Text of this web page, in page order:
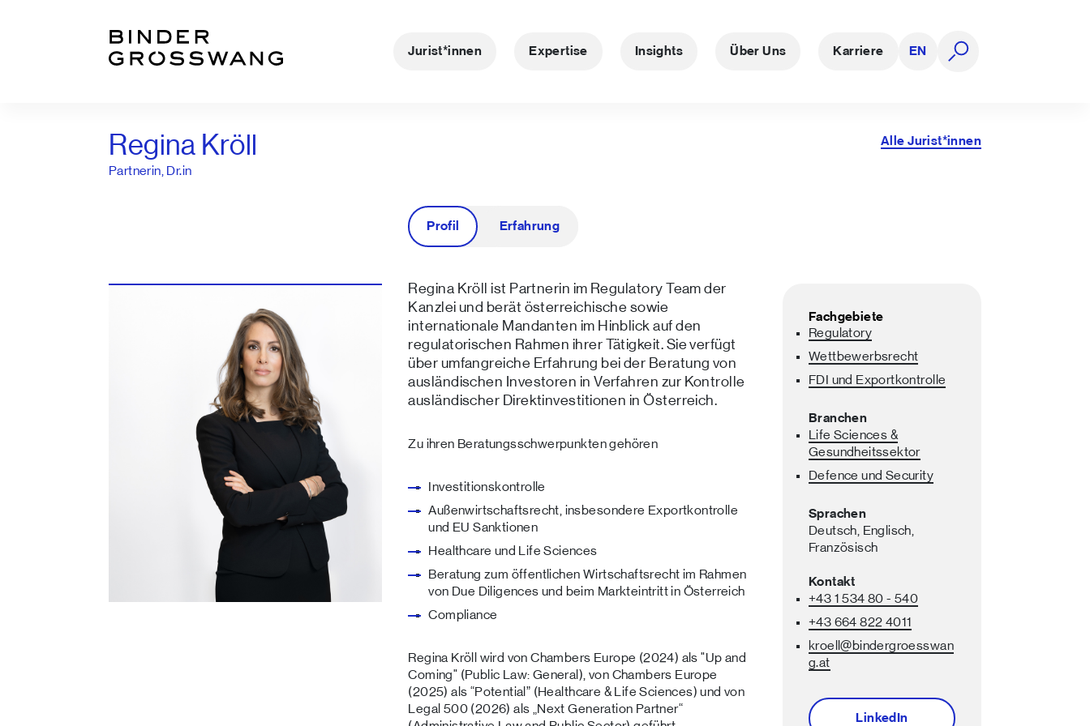
Jurist*innen Expertise Insights Über Uns Karriere EN
Regina Kröll
Partnerin, Dr.in
Alle Jurist*innen
Profil Erfahrung
Regina Kröll ist Partnerin im Regulatory Team der
Kanzlei und berät österreichische sowie
internationale Mandanten im Hinblick auf den
regulatorischen Rahmen ihrer Tätigkeit. Sie verfügt
über umfangreiche Erfahrung bei der Beratung von
ausländischen Investoren in Verfahren zur Kontrolle
ausländischer Direktinvestitionen in Österreich.
Zu ihren Beratungsschwerpunkten gehören
Investitionskontrolle
Außenwirtschaftsrecht, insbesondere Exportkontrolle
und EU Sanktionen
Healthcare und Life Sciences
Beratung zum öffentlichen Wirtschaftsrecht im Rahmen
von Due Diligences und beim Markteintritt in Österreich
Compliance
Regina Kröll wird von Chambers Europe (2024) als "Up and
Coming" (Public Law: General), von Chambers Europe
(2025) als “Potential” (Healthcare & Life Sciences) und von
Legal 500 (2026) als „Next Generation Partner“
Fachgebiete
Regulatory
Wettbewerbsrecht
FDI und Exportkontrolle
Branchen
Life Sciences &
Gesundheitssektor
Defence und Security
Sprachen
Deutsch,
Englisch,
Französisch
Kontakt
+43 1 534 80 - 540
+43 664 822 4011
kroell@bindergroesswan
g.at
LinkedIn